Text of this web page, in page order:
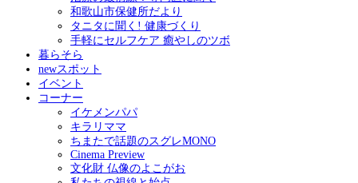
和歌山市保健所だより
タニタに聞く! 健康づくり
手軽にセルフケア 癒やしのツボ
暮らそら
newスポット
イベント
コーナー
イケメンパパ
キラリママ
ちまたで話題のスグレMONO
Cinema Preview
文化財 仏像のよこがお